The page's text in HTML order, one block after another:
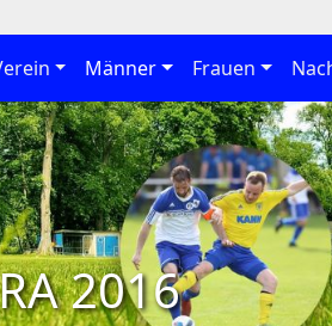
Männer Frauen
2016